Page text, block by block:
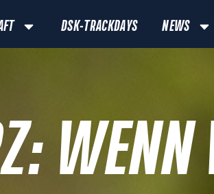
DSK-TRACKDAYS NEWS